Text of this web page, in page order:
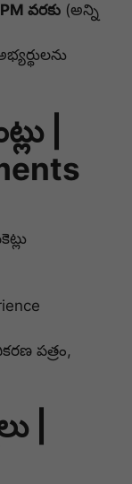
వరకు (అన్ని
|
పత్రం,
|